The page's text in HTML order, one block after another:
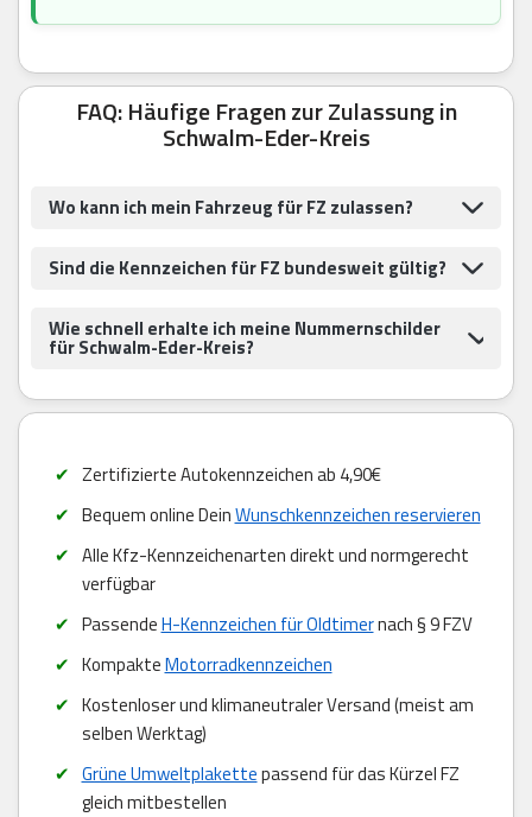
FAQ: Häufige Fragen zur Zulassung in
Schwalm-Eder-Kreis
Wo kann ich mein Fahrzeug für FZ zulassen?
Sind die Kennzeichen für FZ bundesweit gültig?
Wie schnell erhalte ich meine Nummernschilder
für Schwalm-Eder-Kreis?
Zertifizierte Autokennzeichen ab 4,90€
Bequem online DeinWunschkennzeichen reservieren
Alle Kfz-Kennzeichenarten direkt und normgerecht
verfügbar
PassendeH-Kennzeichen für Oldtimernach § 9 FZV
KompakteMotorradkennzeichen
Kostenloser und klimaneutraler Versand (meist am
selben Werktag)
Grüne Umweltplakettepassend für das Kürzel FZ
gleich mitbestellen